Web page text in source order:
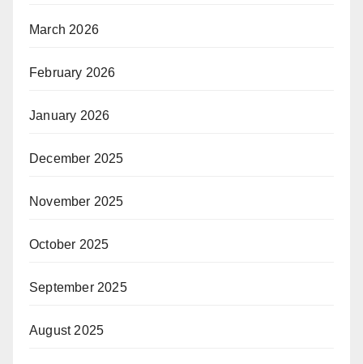
March 2026
February 2026
January 2026
December 2025
November 2025
October 2025
September 2025
August 2025